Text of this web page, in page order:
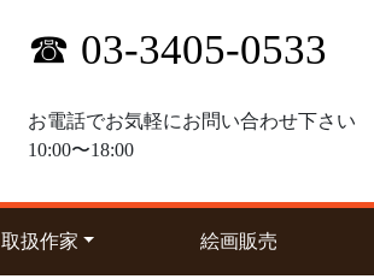
☎ 03-3405-0533
お電話でお気軽にお問い合わせ下さい
10:00〜18:00
取扱作家(current) 絵画販売